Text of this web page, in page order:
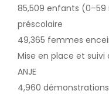
85,509 enfants
préscolaire
49,365 femmes
Mise en place et suivi
ANJE
4,960